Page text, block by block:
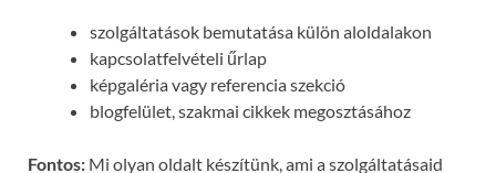
szolgáltatások bemutatása külön aloldalakon
kapcsolatfelvételi űrlap
képgaléria vagy referencia szekció
blogfelület, szakmai cikkek megosztásához
Fontos: Mi olyan oldalt készítünk, ami a szolgáltatásaid